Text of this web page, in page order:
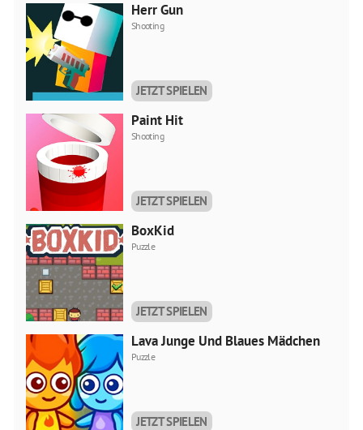
Herr Gun
Shooting
JETZT SPIELEN
Paint Hit
Shooting
JETZT SPIELEN
BoxKid
Puzzle
JETZT SPIELEN
Lava Junge Und Blaues Mädchen
Puzzle
JETZT SPIELEN